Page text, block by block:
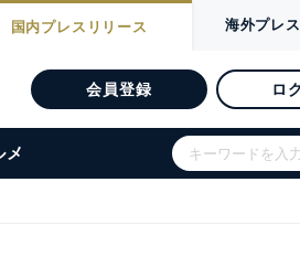
国内プレスリリース 海外プレ
会員登録 ロ
メ